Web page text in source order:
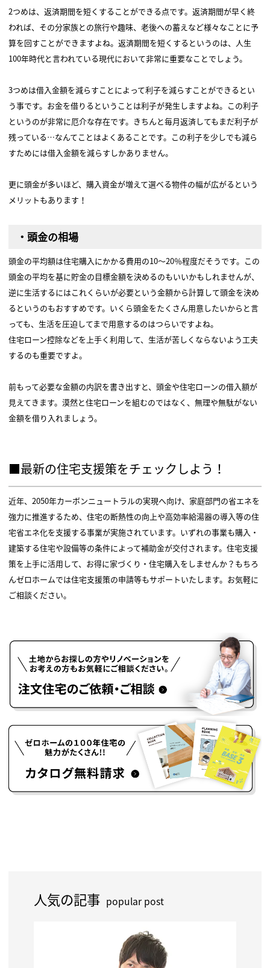
2つめは、返済期間を短くすることができる点です。返済期間が早く終
われば、その分家族との旅行や趣味、老後への蓄えなど様々なことに予
算を回すことができますよね。返済期間を短くするというのは、人生
100年時代と言われている現代において非常に重要なことでしょう。
3つめは借入金額を減らすことによって利子を減らすことができるとい
う事です。お金を借りるということは利子が発生しますよね。この利子
というのが非常に厄介な存在です。きちんと毎月返済してもまだ利子が
残っている…なんてことはよくあることです。この利子を少しでも減ら
すためには借入金額を減らすしかありません。
更に頭金が多いほど、購入資金が増えて選べる物件の幅が広がるという
メリットもあります！
・頭金の相場
頭金の平均額は住宅購入にかかる費用の10～20％程度だそうです。この
頭金の平均を基に貯金の目標金額を決めるのもいいかもしれませんが、
逆に生活するにはこれくらいが必要という金額から計算して頭金を決め
るというのもおすすめです。いくら頭金をたくさん用意したいからと言
っても、生活を圧迫してまで用意するのはつらいですよね。
住宅ローン控除などを上手く利用して、生活が苦しくならないよう工夫
するのも重要ですよ。
前もって必要な金額の内訳を書き出すと、頭金や住宅ローンの借入額が
見えてきます。漠然と住宅ローンを組むのではなく、無理や無駄がない
金額を借り入れましょう。
■最新の住宅支援策をチェックしよう！
近年、2050年カーボンニュートラルの実現へ向け、家庭部門の省エネを
強力に推進するため、住宅の断熱性の向上や高効率給湯器の導入等の住
宅省エネ化を支援する事業が実施されています。いずれの事業も購入・
建築する住宅や設備等の条件によって補助金が交付されます。住宅支援
策を上手に活用して、お得に家づくり・住宅購入をしませんか？もちろ
んゼロホームでは住宅支援策の申請等もサポートいたします。お気軽に
ご相談ください。
人気の記事 popular post